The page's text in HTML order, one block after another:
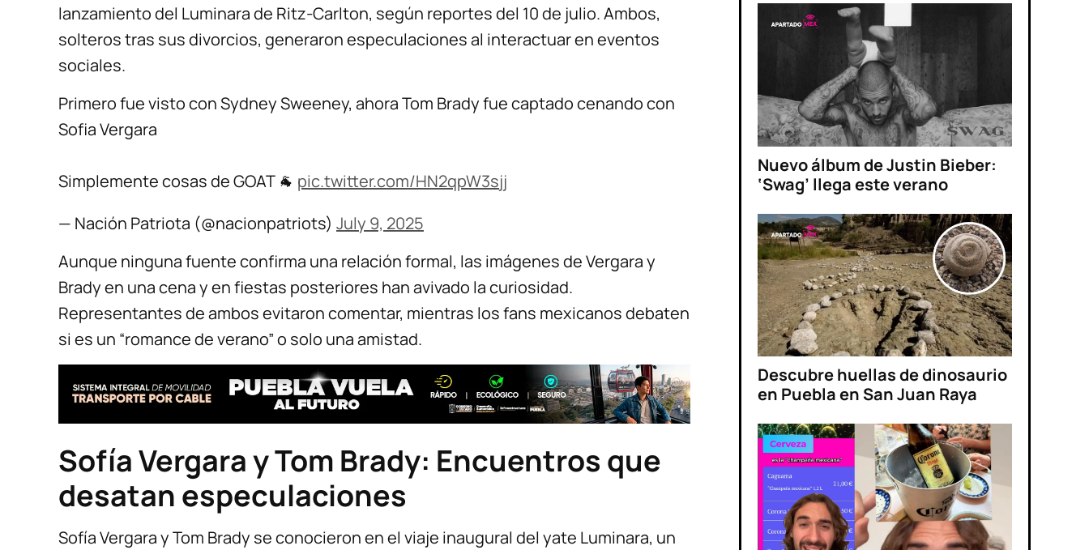
lanzamiento del Luminara de Ritz-Carlton, según reportes del 10 de julio. Ambos,
solteros tras sus divorcios, generaron especulaciones al interactuar en eventos
sociales.
Primero fue visto con Sydney Sweeney, ahora Tom Brady fue captado cenando con
Sofia Vergara
Simplemente cosas de GOAT 🐐 pic.twitter.com/HN2qpW3sjj
— Nación Patriota (@nacionpatriots) July 9, 2025
Aunque ninguna fuente confirma una relación formal, las imágenes de Vergara y
Brady en una cena y en fiestas posteriores han avivado la curiosidad.
Representantes de ambos evitaron comentar, mientras los fans mexicanos debaten
si es un “romance de verano” o solo una amistad.
Sofía Vergara y Tom Brady: Encuentros que
desatan especulaciones
Sofía Vergara y Tom Brady se conocieron en el viaje inaugural del yate Luminara, un
Nuevo álbum de Justin Bieber:
‘Swag’ llega este verano
Descubre huellas de dinosaurio
en Puebla en San Juan Raya